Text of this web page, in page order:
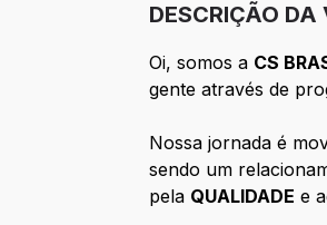
DESCRIÇÃO DA
Oi, somos a CS
gente através de
Nossa jornada é
sendo um
pela QUALIDADE e